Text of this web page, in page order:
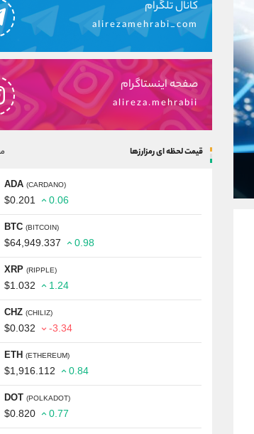
کانال تلگرام
alirezamehrabi_com
صفحه اینستاگرام
alireza.mehrabii
قیمت لحظه ای رمزارزها
ADA (CARDANO)
$0.200 -0.94
BTC (BITCOIN)
$64,949.975 0.98
XRP (RIPPLE)
$1.034 1.08
CHZ (CHILIZ)
$0.032 -3.34
ETH (ETHEREUM)
$1,916.537 0.83
DOT (POLKADOT)
$0.819 0.38